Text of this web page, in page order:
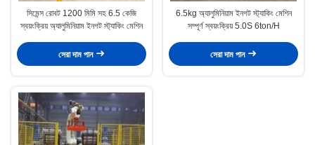
সিমেন্স রোবট 1200 মিমি সহ 6.5 কেজি
স্বয়ংক্রিয় অ্যালুমিনিয়াম ইনগট স্ট্যাকিং মেশিন
সেরা দাম পান
6.5kg অ্যালুমিনিয়াম ইনগট স্ট্যাকিং মেশিন
সম্পূর্ণ স্বয়ংক্রিয় 5.0S 6ton/H
সেরা দাম পান